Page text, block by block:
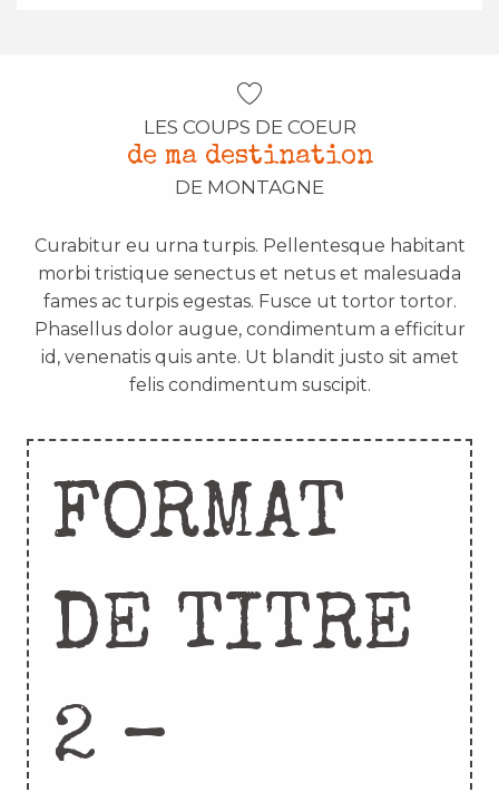
LES COUPS DE COEUR
de ma destination
DE MONTAGNE
Curabitur eu urna turpis. Pellentesque habitant
morbi tristique senectus et netus et malesuada
fames ac turpis egestas. Fusce ut tortor tortor.
Phasellus dolor augue, condimentum a efficitur
id, venenatis quis ante. Ut blandit justo sit amet
felis condimentum suscipit.
FORMAT
DE TITRE
2 –